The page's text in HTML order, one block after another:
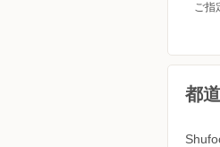
ご指
都